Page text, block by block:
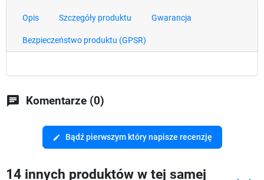
Opis Szczegóły produktu Gwarancja
Bezpieczeństwo produktu (GPSR)
chat Komentarze (0)
edit Bądź pierwszym który napisze recenzję
14 innych produktów w tej samej